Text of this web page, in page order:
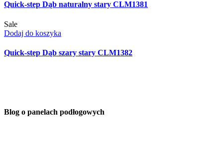
Quick-step Dąb naturalny stary CLM1381
Sale
Dodaj do koszyka
Quick-step Dąb szary stary CLM1382
Blog o panelach podłogowych